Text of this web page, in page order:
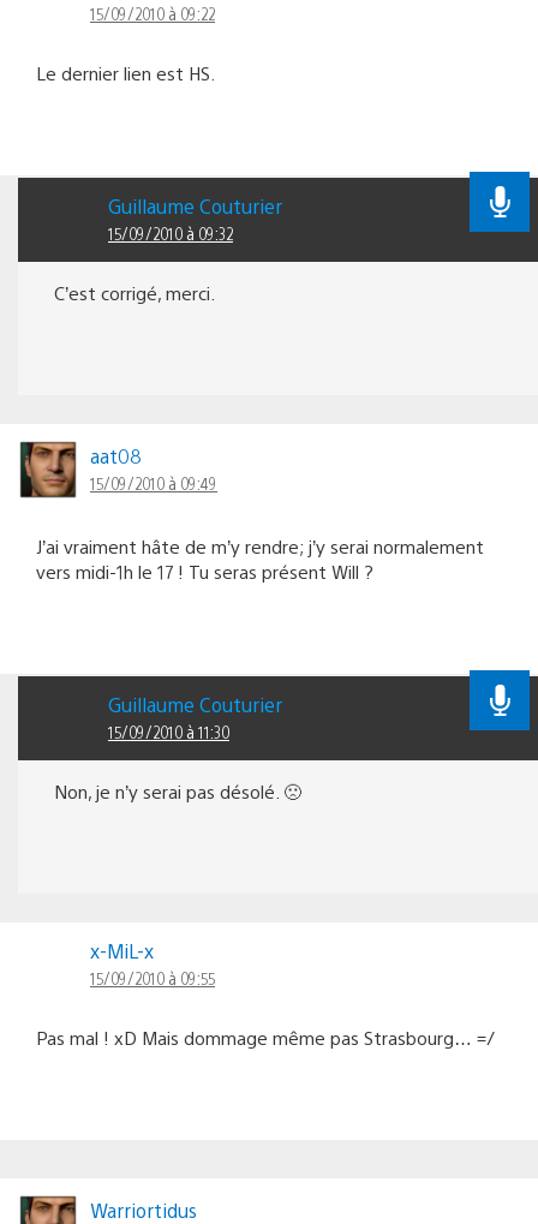
15/09/2010 à 09:22
Le dernier lien est HS.
Guillaume Couturier
15/09/2010 à 09:32
C’est corrigé, merci.
aat08
15/09/2010 à 09:49
J’ai vraiment hâte de m’y rendre; j’y serai normalement
vers midi-1h le 17 ! Tu seras présent Will ?
Guillaume Couturier
15/09/2010 à 11:30
Non, je n’y serai pas désolé. 🙁
x-MiL-x
15/09/2010 à 09:55
Pas mal ! xD Mais dommage même pas Strasbourg… =/
Warriortidus